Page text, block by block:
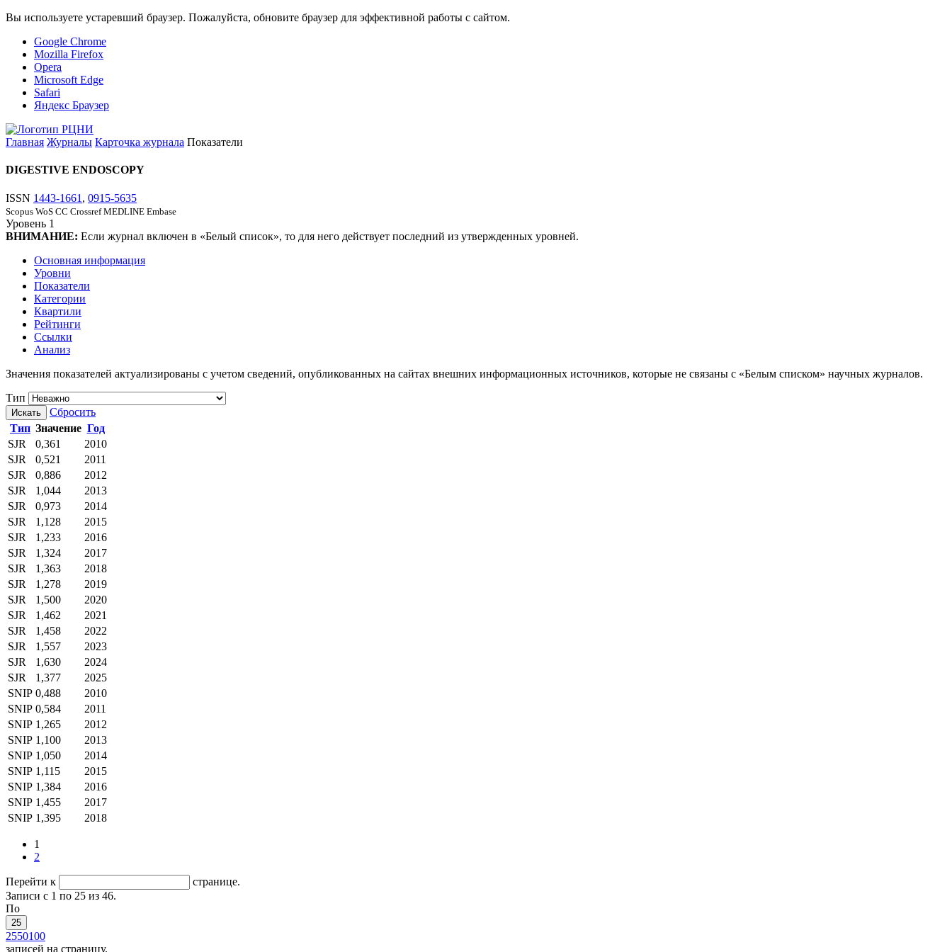
Вы используете устаревший браузер. Пожалуйста, обновите браузер для эффективной работы с сайтом.
Google Chrome
Mozilla Firefox
Opera
Microsoft Edge
Safari
Яндекс Браузер
Главная Журналы Карточка журнала Показатели
DIGESTIVE ENDOSCOPY
ISSN 1443-1661 , 0915-5635
Scopus WoS CC Crossref MEDLINE Embase
Уровень 1
ВНИМАНИЕ: Если журнал включен в «Белый список», то для него действует последний из утвержденных уровней.
Основная информация
Уровни
Показатели
Категории
Квартили
Рейтинги
Ссылки
Анализ
Значения показателей актуализированы с учетом сведений, опубликованных на сайтах внешних информационных источников, которые не связаны с «Белым списком» научных журналов.
Тип
Искать
Сбросить
Тип Значение Год
SJR
0,361
2010
SJR
0,521
2011
SJR
0,886
2012
SJR
1,044
2013
SJR
0,973
2014
SJR
1,128
2015
SJR
1,233
2016
SJR
1,324
2017
SJR
1,363
2018
SJR
1,278
2019
SJR
1,500
2020
SJR
1,462
2021
SJR
1,458
2022
SJR
1,557
2023
SJR
1,630
2024
SJR
1,377
2025
SNIP 0,488
2010
SNIP 0,584
2011
SNIP 1,265
2012
SNIP 1,100
2013
SNIP 1,050
2014
SNIP 1,115
2015
SNIP 1,384
2016
SNIP 1,455
2017
SNIP 1,395 2018
1
2
Перейти к
странице.
Записи с 1 по 25 из 46.
По
25
2550100
записей на страницу.